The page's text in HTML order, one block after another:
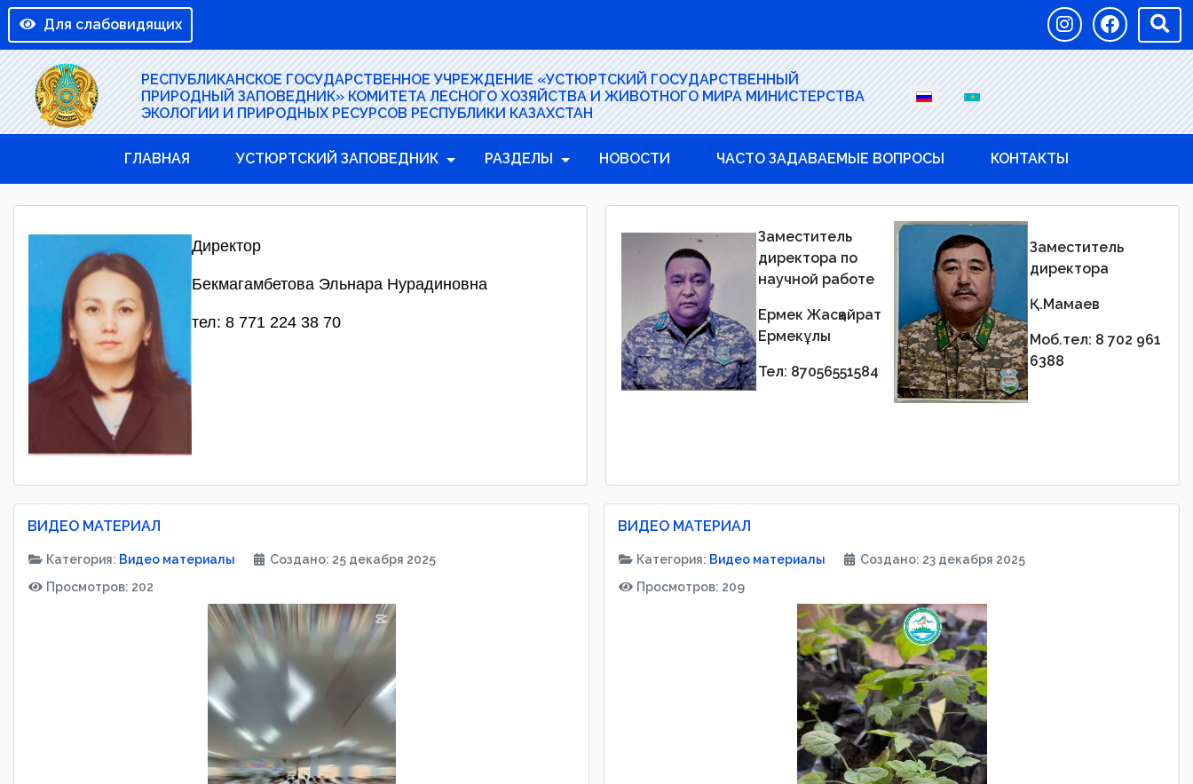
Для слабовидящих
РЕСПУБЛИКАНСКОЕ ГОСУДАРСТВЕННОЕ УЧРЕЖДЕНИЕ «УСТЮРТСКИЙ ГОСУДАРСТВЕННЫЙ
ПРИРОДНЫЙ ЗАПОВЕДНИК» КОМИТЕТА ЛЕСНОГО ХОЗЯЙСТВА И ЖИВОТНОГО МИРА МИНИСТЕРСТВА
ЭКОЛОГИИ И ПРИРОДНЫХ РЕСУРСОВ РЕСПУБЛИКИ КАЗАХСТАН
ГЛАВНАЯ УСТЮРТСКИЙ ЗАПОВЕДНИК РАЗДЕЛЫ НОВОСТИ ЧАСТО ЗАДАВАЕМЫЕ ВОПРОСЫ КОНТАКТЫ
Директор
Бекмагамбетова Эльнара Нурадиновна
тел: 8 771 224 38 70
Заместитель
директора по
научной работе
Ермек Жасқайрат
Ермекұлы
Тел: 87056551584
Заместитель
директора
Қ.Мамаев
Моб.тел: 8 702 961
6388
ВИДЕО МАТЕРИАЛ
Категория: Видео материалы
Создано: 25 декабря 2025
Просмотров: 202
ВИДЕО МАТЕРИАЛ
Категория: Видео материалы
Создано: 23 декабря 2025
Просмотров: 209